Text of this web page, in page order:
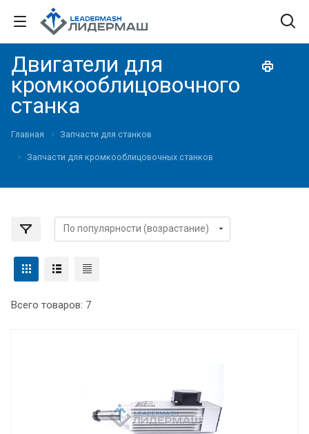
Двигатели для
кромкооблицовочного
станка
Главная Запчасти для станков
Запчасти для кромкооблицовочных станков
Всего товаров: 7